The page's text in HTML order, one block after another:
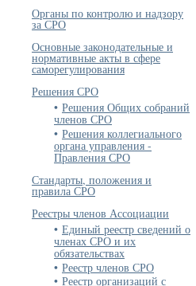
Органы по контролю и надзору
за СРО
Основные законодательные и
нормативные акты в сфере
саморегулирования
Решения СРО
Решения Общих собраний
членов СРО
Решения коллегиального
органа управления -
Правления СРО
Стандарты, положения и
правила СРО
Реестры членов Ассоциации
Единый реестр сведений о
членах СРО и их
обязательствах
Реестр членов СРО
Реестр организаций с